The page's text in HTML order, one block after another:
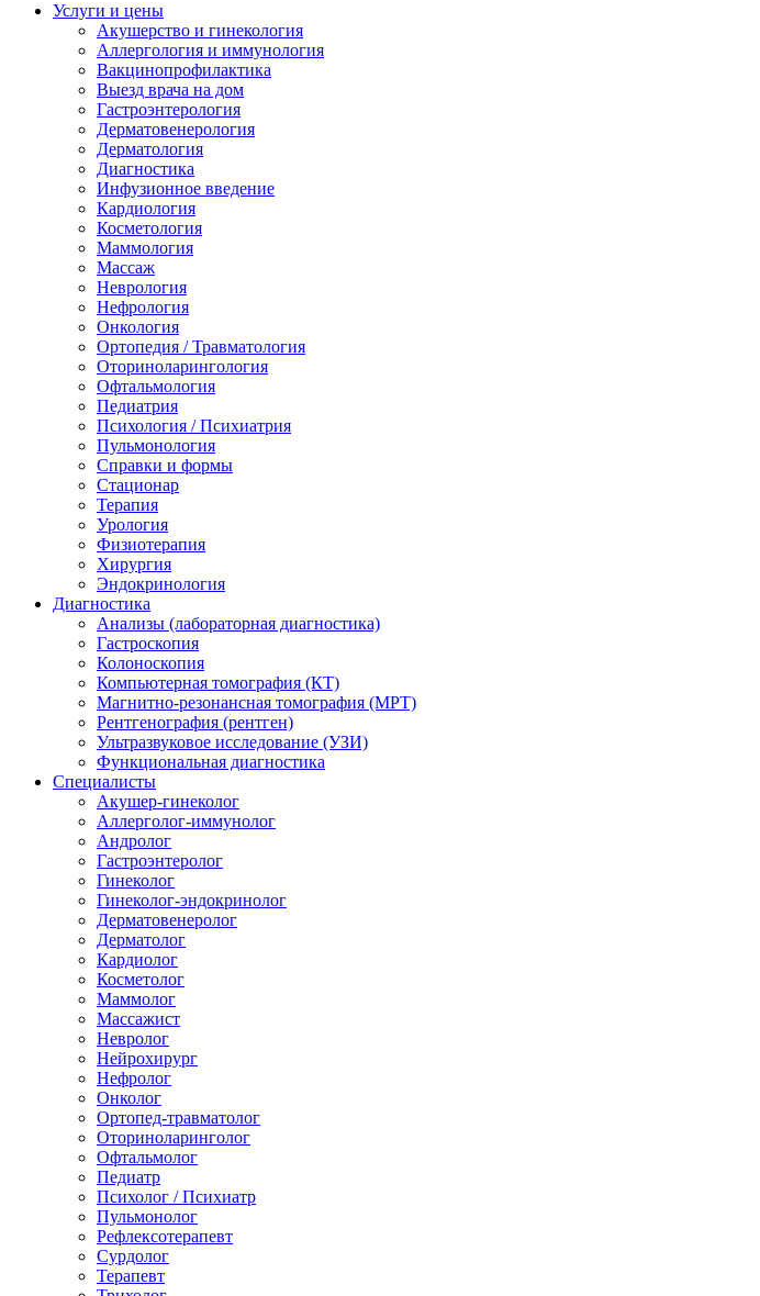
Услуги и цены
Акушерство и гинекология
Аллергология и иммунология
Вакцинопрофилактика
Выезд врача на дом
Гастроэнтерология
Дерматовенерология
Дерматология
Диагностика
Инфузионное введение
Кардиология
Косметология
Маммология
Массаж
Неврология
Нефрология
Онкология
Ортопедия / Травматология
Оториноларингология
Офтальмология
Педиатрия
Психология / Психиатрия
Пульмонология
Справки и формы
Стационар
Терапия
Урология
Физиотерапия
Хирургия
Эндокринология
Диагностика
Анализы (лабораторная диагностика)
Гастроскопия
Колоноскопия
Компьютерная томография (КТ)
Магнитно-резонансная томография (МРТ)
Рентгенография (рентген)
Ультразвуковое исследование (УЗИ)
Функциональная диагностика
Специалисты
Акушер-гинеколог
Аллерголог-иммунолог
Андролог
Гастроэнтеролог
Гинеколог
Гинеколог-эндокринолог
Дерматовенеролог
Дерматолог
Кардиолог
Косметолог
Маммолог
Массажист
Невролог
Нейрохирург
Нефролог
Онколог
Ортопед-травматолог
Оториноларинголог
Офтальмолог
Педиатр
Психолог / Психиатр
Пульмонолог
Рефлексотерапевт
Сурдолог
Терапевт